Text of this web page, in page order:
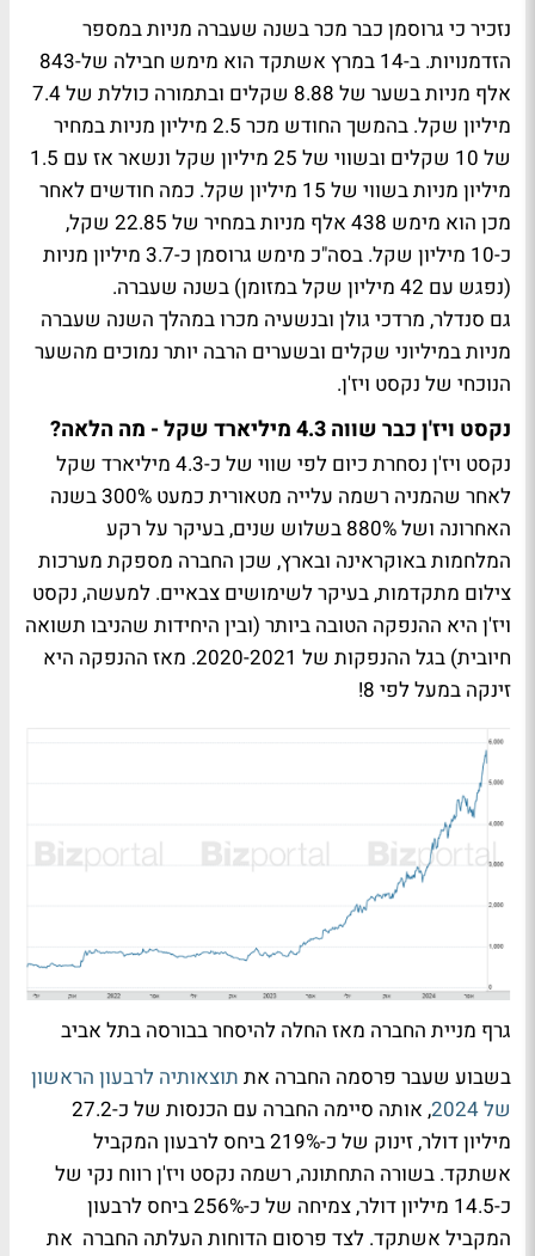
נזכיר כי גרוסמן כבר מכר בשנה שעברה מניות במספר
הזדמנויות. ב-14 במרץ אשתקד הוא מימש חבילה של-843
אלף מניות בשער של 8.88 שקלים ובתמורה כוללת של 7.4
מיליון שקל. בהמשך החודש מכר 2.5 מיליון מניות במחיר
של 10 שקלים ובשווי של 25 מיליון שקל ונשאר אז עם 1.5
מיליון מניות בשווי של 15 מיליון שקל. כמה חודשים לאחר
מכן הוא מימש 438 אלף מניות במחיר של 22.85 שקל,
כ-10 מיליון שקל. בסה"כ מימש גרוסמן כ-3.7 מיליון מניות
(נפגש עם 42 מיליון שקל במזומן) בשנה שעברה.
גם סנדלר, מרדכי גולן ובנשעיה מכרו במהלך השנה שעברה
מניות במיליוני שקלים ובשערים הרבה יותר נמוכים מהשער
הנוכחי של נקסט ויז'ן.
נקסט ויז'ן כבר שווה 4.3 מיליארד שקל - מה הלאה?
נקסט ויז'ן נסחרת כיום לפי שווי של כ-4.3 מיליארד שקל
לאחר שהמניה רשמה עלייה מטאורית כמעט 300% בשנה
האחרונה ושל 880% בשלוש שנים, בעיקר על רקע
המלחמות באוקראינה ובארץ, שכן החברה מספקת מערכות
צילום מתקדמות, בעיקר לשימושים צבאיים. למעשה, נקסט
ויז'ן היא ההנפקה הטובה ביותר (ובין היחידות שהניבו תשואה
חיובית) בגל ההנפקות של 2020-2021. מאז ההנפקה היא
זינקה במעל לפי 8!
גרף מניית החברה מאז החלה להיסחר בבורסה בתל אביב
בשבוע שעבר פרסמה החברה את תוצאותיה לרבעון הראשון
של 2024
, אותה סיימה החברה עם הכנסות של כ-27.2
מיליון דולר, זינוק של כ-219% ביחס לרבעון המקביל
אשתקד. בשורה התחתונה, רשמה נקסט ויז'ן רווח נקי של
כ-14.5 מיליון דולר, צמיחה של כ-256% ביחס לרבעון
המקביל אשתקד. לצד פרסום הדוחות העלתה החברה את